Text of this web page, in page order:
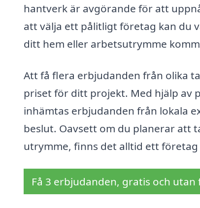
hantverk är avgörande för att
att välja ett pålitligt företag kan du
ditt hem eller arbetsutrymme
Att få flera erbjudanden från olika
priset för ditt projekt. Med hjälp av
inhämtas erbjudanden från lokala
beslut. Oavsett om du planerar att
utrymme, finns det alltid ett företag
Få 3 erbjudanden, gratis och